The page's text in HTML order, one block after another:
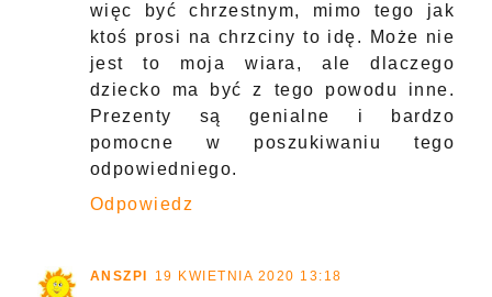
więc być chrzestnym, mimo tego jak
ktoś prosi na chrzciny to idę. Może nie
jest to moja wiara, ale dlaczego
dziecko ma być z tego powodu inne.
Prezenty są genialne i bardzo
pomocne w poszukiwaniu tego
odpowiedniego.
Odpowiedz
ANSZPI 19 KWIETNIA 2020 13:18